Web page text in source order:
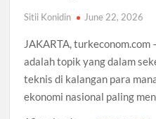
Sitii Konidin June 22, 2026
JAKARTA,
adalah topik yang dalam
teknis di kalangan para
ekonomi nasional paling